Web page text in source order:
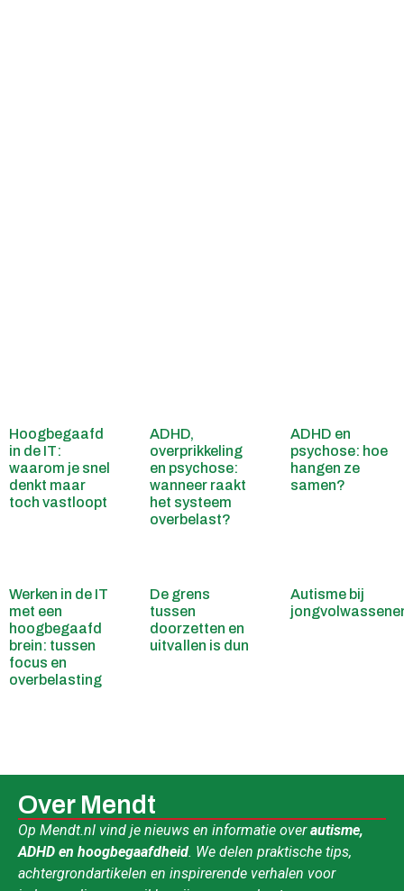
Hoogbegaafd
in de IT:
waarom je snel
denkt maar
toch vastloopt
ADHD,
overprikkeling
en psychose:
wanneer raakt
het systeem
overbelast?
ADHD en
psychose: hoe
hangen ze
samen?
Werken in de IT
met een
hoogbegaafd
brein: tussen
focus en
overbelasting
De grens
tussen
doorzetten en
uitvallen is dun
Autisme bij
Over Mendt
Op Mendt.nl vind je nieuws en informatie overautisme,
ADHD en hoogbegaafdheid. We delen praktische tips,
achtergrondartikelen en inspirerende verhalen voor